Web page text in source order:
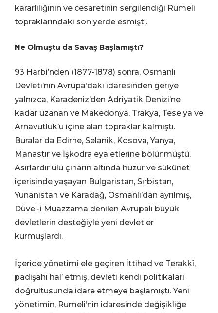
kararlılığının ve cesaretinin sergilendiği Rumeli
topraklarındaki son yerde esmişti.
Ne Olmuştu da Savaş Başlamıştı?
93 Harbi’nden (1877-1878) sonra, Osmanlı
Devleti’nin Avrupa’daki idaresinden geriye
yalnızca, Karadeniz’den Adriyatik Denizi’ne
kadar uzanan ve Makedonya, Trakya, Teselya ve
Arnavutluk’u içine alan topraklar kalmıştı.
Buralar da Edirne, Selanik, Kosova, Yanya,
Manastır ve İşkodra eyaletlerine bölünmüştü.
Asırlardır ulu çınarın altında huzur ve sükûnet
içerisinde yaşayan Bulgaristan, Sırbistan,
Yunanistan ve Karadağ, Osmanlı’dan ayrılmış,
Düvel-i Muazzama denilen Avrupalı büyük
devletlerin desteğiyle yeni devletler
kurmuşlardı.
İçeride yönetimi ele geçiren İttihad ve Terakkî,
padişahı hal’ etmiş, devleti kendi politikaları
doğrultusunda idare etmeye başlamıştı. Yeni
yönetimin, Rumeli’nin idaresinde değişikliğe